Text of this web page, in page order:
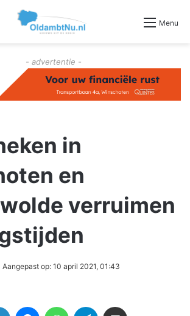
Menu
- advertentie -
in
en
verruimen
Aangepast op: 10 april 2021, 01:43